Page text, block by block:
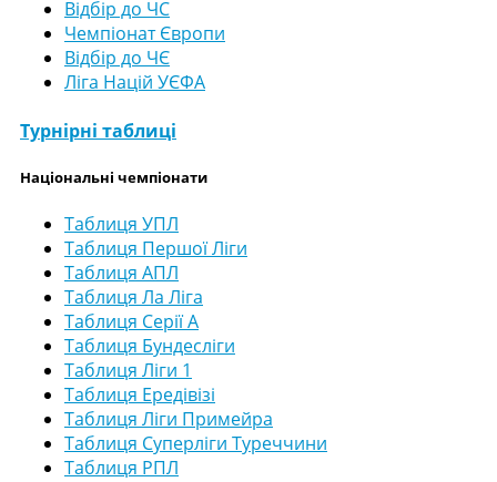
Відбір до ЧС
Чемпіонат Європи
Відбір до ЧЄ
Ліга Націй УЄФА
Турнірні таблиці
Національні чемпіонати
Таблиця УПЛ
Таблиця Першої Ліги
Таблиця АПЛ
Таблиця Ла Ліга
Таблиця Серії А
Таблиця Бундесліги
Таблиця Ліги 1
Таблиця Ередівізі
Таблиця Ліги Примейра
Таблиця Суперліги Туреччини
Таблиця РПЛ